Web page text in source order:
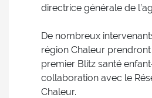
directrice générale de
De nombreux
région Chaleur
premier Blitz santé
collaboration avec le
Chaleur.